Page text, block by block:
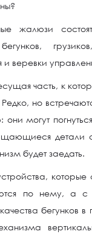
жалюзи
и веревки
часть, к
но
они могут
будет заедать.
по нему, а
бегунков